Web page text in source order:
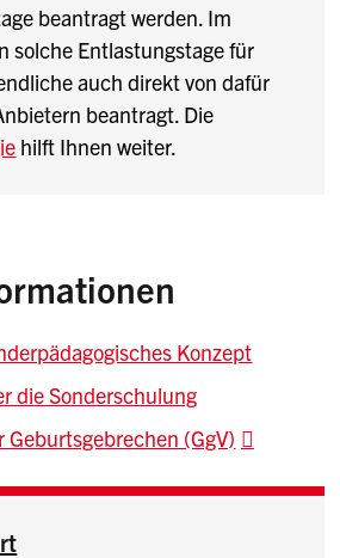
beantragt werden. Im
solche Entlastungstage für
auch direkt von dafür
beantragt. Die
hilft Ihnen weiter.
Konzept
die Sonderschulung
Geburtsgebrechen (GgV)